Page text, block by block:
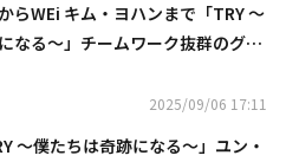
らWEi キム・ヨハンまで「TRY 〜
なる〜」チームワーク抜群のグラ
2025/09/06 17:11
～僕たちは奇跡になる～」ユン・